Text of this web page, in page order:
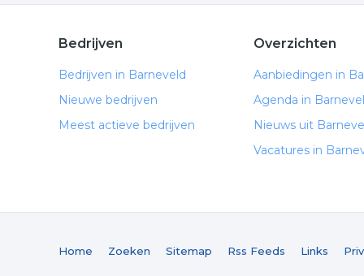
Bedrijven
Bedrijven in Barneveld
Nieuwe bedrijven
Meest actieve bedrijven
Overzichten
Aanbiedingen in
Agenda in
Nieuws uit
Vacatures in
Home Zoeken Sitemap Rss Feeds Links